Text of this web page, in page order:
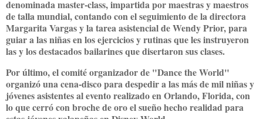
denominada master-class, impartida por maestras y maestros
de talla mundial, contando con el seguimiento de la directora
Margarita Vargas y la tarea asistencial de Wendy Prior, para
guiar a las niñas en los ejercicios y rutinas que les instruyeron
las y los destacados bailarines que disertaron sus clases.
Por último, el comité organizador de "Dance the World"
organizó una cena-disco para despedir a las más de mil niñas y
jóvenes asistentes al evento realizado en Orlando, Florida, con
lo que cerró con broche de oro el sueño hecho realidad para